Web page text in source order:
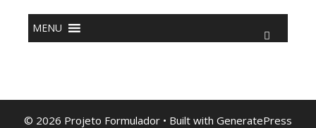
conteúdo
MENU
© 2026 Projeto Formulador • Built with GeneratePress